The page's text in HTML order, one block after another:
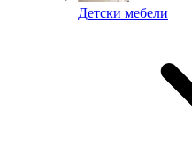
Детски мебели